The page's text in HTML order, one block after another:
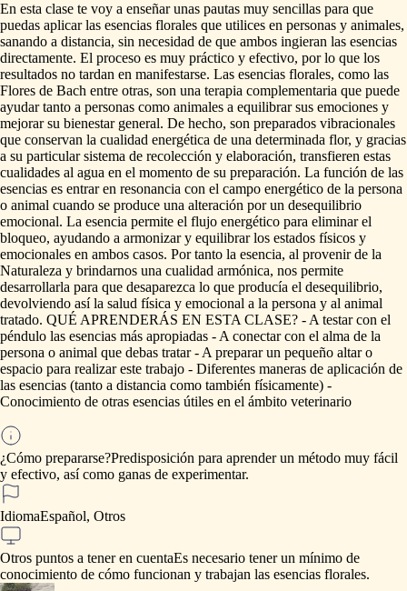
En esta clase te voy a enseñar unas pautas muy sencillas para que
puedas aplicar las esencias florales que utilices en personas y animales,
sanando a distancia, sin necesidad de que ambos ingieran las esencias
directamente. El proceso es muy práctico y efectivo, por lo que los
resultados no tardan en manifestarse. Las esencias florales, como las
Flores de Bach entre otras, son una terapia complementaria que puede
ayudar tanto a personas como animales a equilibrar sus emociones y
mejorar su bienestar general. De hecho, son preparados vibracionales
que conservan la cualidad energética de una determinada flor, y gracias
a su particular sistema de recolección y elaboración, transfieren estas
cualidades al agua en el momento de su preparación. La función de las
esencias es entrar en resonancia con el campo energético de la persona
o animal cuando se produce una alteración por un desequilibrio
emocional. La esencia permite el flujo energético para eliminar el
bloqueo, ayudando a armonizar y equilibrar los estados físicos y
emocionales en ambos casos. Por tanto la esencia, al provenir de la
Naturaleza y brindarnos una cualidad armónica, nos permite
desarrollarla para que desaparezca lo que producía el desequilibrio,
devolviendo así la salud física y emocional a la persona y al animal
tratado. QUÉ APRENDERÁS EN ESTA CLASE? - A testar con el
péndulo las esencias más apropiadas - A conectar con el alma de la
persona o animal que debas tratar - A preparar un pequeño altar o
espacio para realizar este trabajo - Diferentes maneras de aplicación de
las esencias (tanto a distancia como también físicamente) -
Conocimiento de otras esencias útiles en el ámbito veterinario
¿Cómo prepararse?Predisposición para aprender un método muy fácil
y efectivo, así como ganas de experimentar.
IdiomaEspañol, Otros
Otros puntos a tener en cuentaEs necesario tener un mínimo de
conocimiento de cómo funcionan y trabajan las esencias florales.